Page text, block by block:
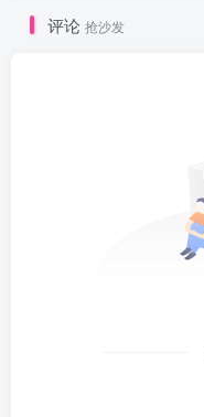
评论 抢沙发